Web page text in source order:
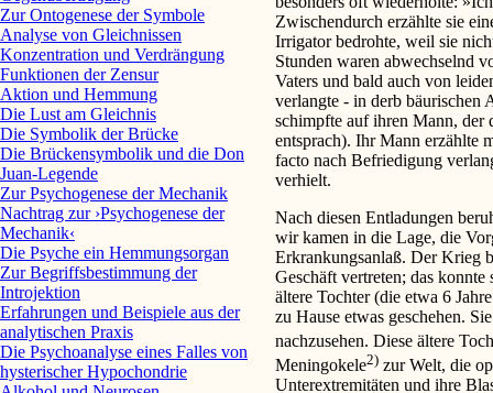
Zwischendurch erzählte sie
Irrigator bedrohte, weil sie
Stunden waren abwechselnd
Vaters und bald auch von
verlangte - in derb bäurischen
schimpfte auf ihren Mann, der
entsprach). Ihr Mann erzählte
facto nach Befriedigung
verhielt.
Nach diesen Entladungen
wir kamen in die Lage, die
Erkrankungsanlaß. Der Krieg
Geschäft vertreten; das
ältere Tochter (die etwa 6
zu Hause etwas geschehen.
nachzusehen. Diese ältere
Meningokele2) zur Welt, die
Unterextremitäten und ihre
Zur Ontogenese der Symbole
Analyse von Gleichnissen
Konzentration und Verdrängung
Funktionen der Zensur
Aktion und Hemmung
Die Lust am Gleichnis
Die Symbolik der Brücke
Die Brückensymbolik und die Don
Juan-Legende
Zur Psychogenese der Mechanik
Nachtrag zur ›Psychogenese der
Mechanik‹
Die Psyche ein Hemmungsorgan
Zur Begriffsbestimmung der
Introjektion
Erfahrungen und Beispiele aus der
analytischen Praxis
Die Psychoanalyse eines Falles von
hysterischer Hypochondrie